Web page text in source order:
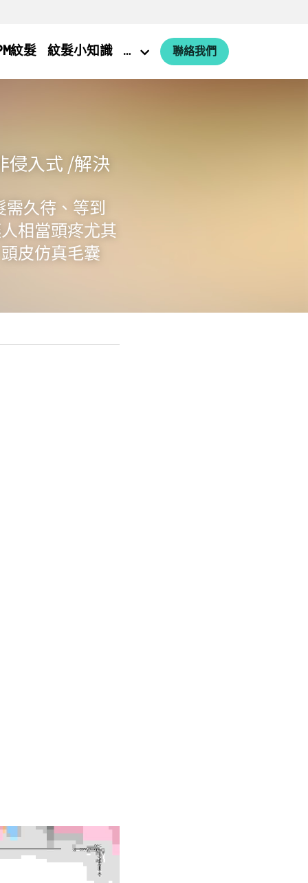
紋髮 紋髮小知識 … 聯絡我們
侵入式 /解決
需久待、等到
相當頭疼尤其
皮仿真毛囊